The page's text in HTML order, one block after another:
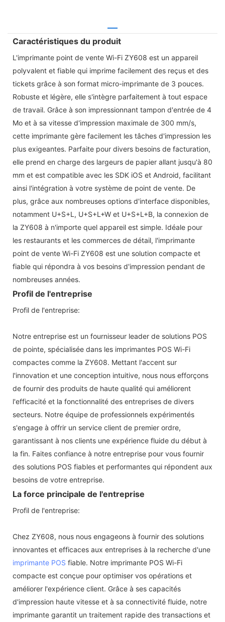
Caractéristiques du produit
L'imprimante point de vente Wi-Fi ZY608 est un appareil
polyvalent et fiable qui imprime facilement des reçus et des
tickets grâce à son format micro-imprimante de 3 pouces.
Robuste et légère, elle s'intègre parfaitement à tout espace
de travail. Grâce à son impressionnant tampon d'entrée de 4
Mo et à sa vitesse d'impression maximale de 300 mm/s,
cette imprimante gère facilement les tâches d'impression les
plus exigeantes. Parfaite pour divers besoins de facturation,
elle prend en charge des largeurs de papier allant jusqu'à 80
mm et est compatible avec les SDK iOS et Android, facilitant
ainsi l'intégration à votre système de point de vente. De
plus, grâce aux nombreuses options d'interface disponibles,
notamment U+S+L, U+S+L+W et U+S+L+B, la connexion de
la ZY608 à n'importe quel appareil est simple. Idéale pour
les restaurants et les commerces de détail, l'imprimante
point de vente Wi-Fi ZY608 est une solution compacte et
fiable qui répondra à vos besoins d'impression pendant de
nombreuses années.
Profil de l'entreprise
Profil de l'entreprise:
Notre entreprise est un fournisseur leader de solutions POS
de pointe, spécialisée dans les imprimantes POS Wi-Fi
compactes comme la ZY608. Mettant l'accent sur
l'innovation et une conception intuitive, nous nous efforçons
de fournir des produits de haute qualité qui améliorent
l'efficacité et la fonctionnalité des entreprises de divers
secteurs. Notre équipe de professionnels expérimentés
s'engage à offrir un service client de premier ordre,
garantissant à nos clients une expérience fluide du début à
la fin. Faites confiance à notre entreprise pour vous fournir
des solutions POS fiables et performantes qui répondent aux
besoins de votre entreprise.
La force principale de l'entreprise
Profil de l'entreprise:
Chez ZY608, nous nous engageons à fournir des solutions
innovantes et efficaces aux entreprises à la recherche d'une
imprimante POS fiable. Notre imprimante POS Wi-Fi
compacte est conçue pour optimiser vos opérations et
améliorer l'expérience client. Grâce à ses capacités
d'impression haute vitesse et à sa connectivité fluide, notre
imprimante garantit un traitement rapide des transactions et